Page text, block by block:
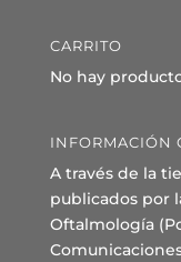
CARRITO
No hay
INFORMACIÓN
A través de la
publicados por
Oftalmología